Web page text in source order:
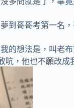
到哥哥考第一
的想法是，叫老
，他也不願改